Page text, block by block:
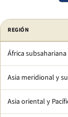
Indicadores
REGIÓN
África subsahariana
Asia meridional y
Asia oriental y